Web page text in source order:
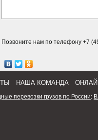
Позвоните нам по телефону +7
НАША КОМАНДА
перевозки грузов по России: